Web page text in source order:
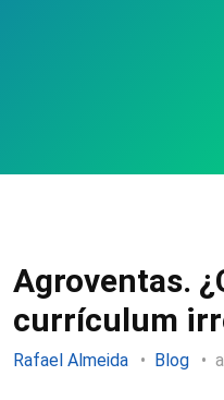
Agroventas.
currículum
Rafael Almeida Blog